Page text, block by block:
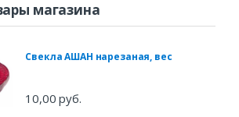
магазина
Свекла АШАН нарезаная, вес
10,00 руб.